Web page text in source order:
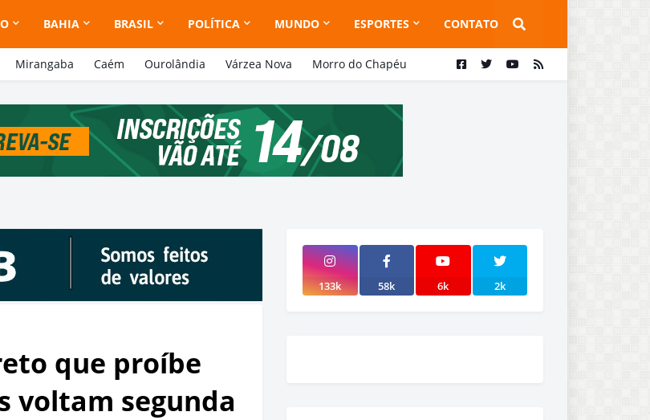
BAHIA BRASIL POLÍTICA MUNDO ESPORTES CONTATO
Mirangaba Caém Ourolândia Várzea Nova Morro do Chapéu
que proíbe
voltam segunda
133k 58k 6k 2k